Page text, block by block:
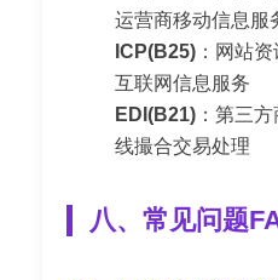
运营商移动信息服
ICP(B25) ：网站
互联网信息服务
EDI(B21) ：第三
线撮合交易处理
八、常见问题